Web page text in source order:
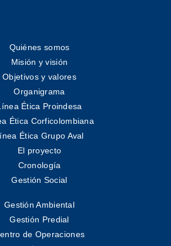
Quiénes somos
Misión y visión
Objetivos y valores
Organigrama
Ética Proindesa
Ética Corficolombiana
Ética Grupo Aval
El proyecto
Cronología
Gestión Social
Gestión Ambiental
Gestión Predial
de Operaciones